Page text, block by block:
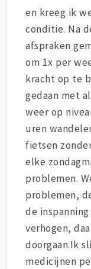
en kreeg ik
conditie. Na
afspraken
om 1x per
kracht op te
gedaan met
weer op
uren
fietsen
elke
problemen.
problemen,
de
verhogen,
doorgaan.Ik
medicijnen